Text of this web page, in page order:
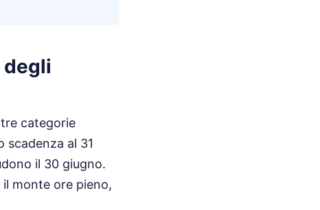
categorie
scadenza al 31
il 30 giugno.
monte ore pieno,